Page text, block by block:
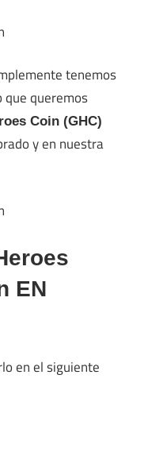
tenemos
que queremos
Coin (GHC)
y en nuestra
EN
en el siguiente